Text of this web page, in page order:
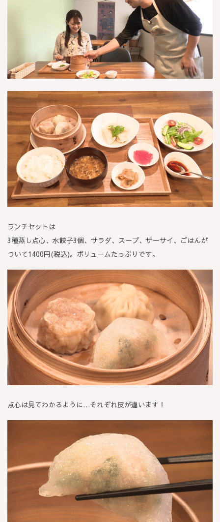
ランチセットは
3種蒸し点心、水餃子3個、サラダ、スープ、ザーサイ、ごはんが
ついて1400円(税込)。ボリュームたっぷりです。
点心は見てわかるように…それぞれ皮が違います！